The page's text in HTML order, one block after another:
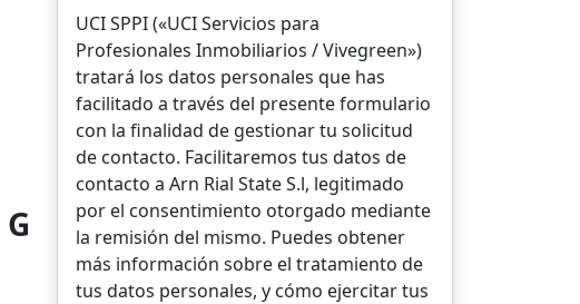
G
UCI SPPI («UCI Servicios para
Profesionales Inmobiliarios / Vivegreen»)
tratará los datos personales que has
facilitado a través del presente formulario
con la finalidad de gestionar tu solicitud
de contacto. Facilitaremos tus datos de
contacto a Arn Rial State S.l, legitimado
por el consentimiento otorgado mediante
la remisión del mismo. Puedes obtener
más información sobre el tratamiento de
tus datos personales, y cómo ejercitar tus